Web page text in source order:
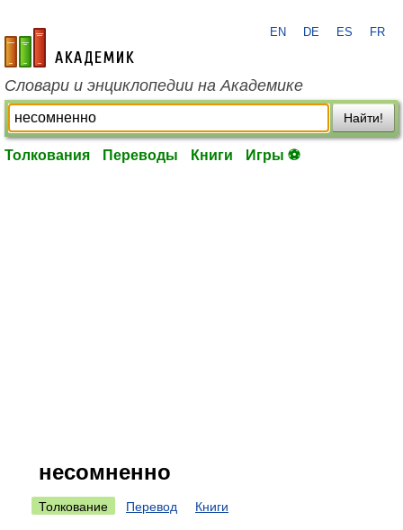
academic.ru
EN DE ES FR
Словари и энциклопедии на Академике
Найти!
Толкования Переводы Книги Игры ⚽
несомненно
Толкование Перевод Книги